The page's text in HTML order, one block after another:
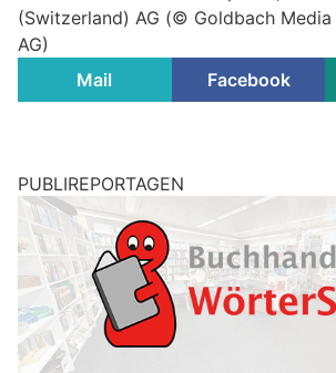
(Switzerland) AG (© Goldbach
AG)
Mail
Facebook
PUBLIREPORTAGEN